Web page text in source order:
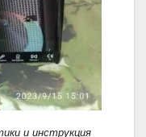
и инструкция